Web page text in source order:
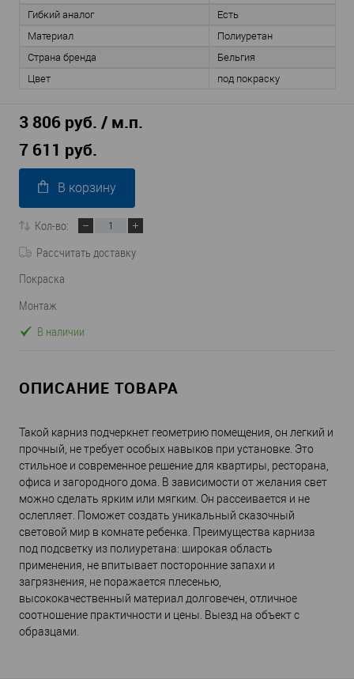
Гибкий аналог
Есть
Материал
Полиуретан
Страна бренда
Бельгия
Цвет
под покраску
3 806 руб. / м.п.
7 611 руб.
В корзину
Кол-во:
Рассчитать доставку
Покраска
Монтаж
В наличии
ОПИСАНИЕ ТОВАРА
Такой карниз подчеркнет геометрию помещения, он легкий и
прочный, не требует особых навыков при установке. Это
стильное и современное решение для квартиры, ресторана,
офиса и загородного дома. В зависимости от желания свет
можно сделать ярким или мягким. Он рассеивается и не
ослепляет. Поможет создать уникальный сказочный
световой мир в комнате ребенка. Преимущества карниза
под подсветку из полиуретана: широкая область
применения, не впитывает посторонние запахи и
загрязнения, не поражается плесенью,
высококачественный материал долговечен, отличное
соотношение практичности и цены. Выезд на объект с
образцами.